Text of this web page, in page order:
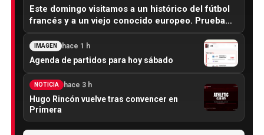
Este domingo visitamos a un histórico del fútbol
francés y a un viejo conocido europeo. Prueba…
IMAGEN hace 1 h
Agenda de partidos para hoy sábado
NOTICIA hace 3 h
Hugo Rincón vuelve tras convencer en
Primera